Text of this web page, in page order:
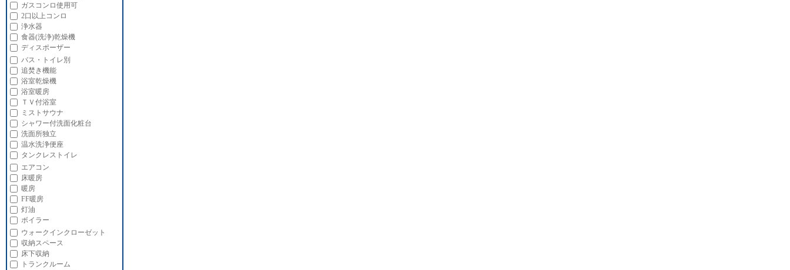
ガスコンロ使用可
2口以上コンロ
浄水器
食器(洗浄)乾燥機
ディスポーザー
バス・トイレ別
追焚き機能
浴室乾燥機
浴室暖房
ＴＶ付浴室
ミストサウナ
シャワー付洗面化粧台
洗面所独立
温水洗浄便座
タンクレストイレ
エアコン
床暖房
暖房
FF暖房
灯油
ボイラー
ウォークインクローゼット
収納スペース
床下収納
トランクルーム